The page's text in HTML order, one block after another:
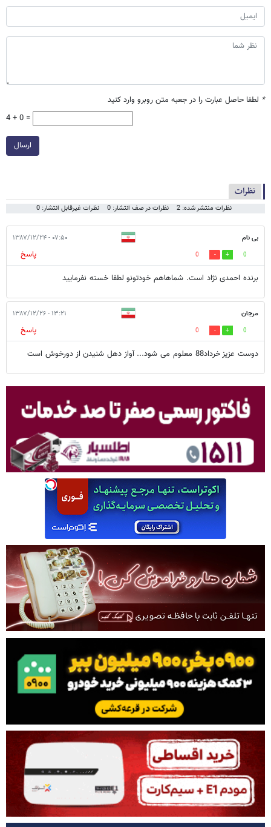
* لطفا حاصل عبارت را در جعبه متن روبرو وارد کنید
4 + 0 =
ارسال
نظرات
نظرات منتشر شده: 2 نظرات در صف انتشار: 0 نظرات غیرقابل انتشار: 0
بی نام ۰۷:۵۰ - ۱۳۸۷/۱۲/۲۴
0
0
پاسخ
برنده احمدی نژاد است. شماهاهم خودتونو لطفا خسته نفرمایید
مرجان ۱۳:۲۱ - ۱۳۸۷/۱۲/۲۶
0
0
پاسخ
دوست عزیز خرداد88 معلوم می شود... آواز دهل شنيدن از دورخوش است